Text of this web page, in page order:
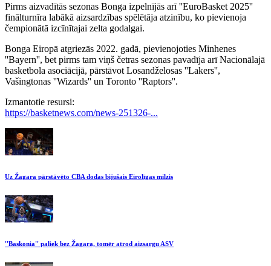
Pirms aizvadītās sezonas Bonga izpelnījās arī ''EuroBasket 2025''
finālturnīra labākā aizsardzības spēlētāja atzinību, ko pievienoja
čempionātā izcīnītajai zelta godalgai.
Bonga Eiropā atgriezās 2022. gadā, pievienojoties Minhenes
''Bayern'', bet pirms tam viņš četras sezonas pavadīja arī Nacionālajā
basketbola asociācijā, pārstāvot Losandželosas ''Lakers'',
Vašingtonas ''Wizards'' un Toronto ''Raptors''.
Izmantotie resursi:
https://basketnews.com/news-251326-...
Uz Žagara pārstāvēto CBA dodas bijušais Eirolīgas milzis
''Baskonia'' paliek bez Žagara, tomēr atrod aizsargu ASV